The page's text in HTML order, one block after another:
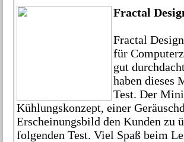
Fractal
Fractal
für
gut
haben dieses
Test. Der
Kühlungskonzept, einer
Erscheinungsbild den Kunden zu
folgenden Test. Viel Spaß beim